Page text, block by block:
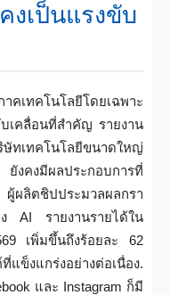
งเป็นแรงขับ
เทคโนโลยีโดยเฉพาะ
เคลื่อนที่สำคัญ รายงาน
ษัทเทคโนโลยีขนาดใหญ่
คงมีผลประกอบการที่
ผลิตชิปประมวลผลกรา
AI รายงานรายได้ใน
เพิ่มขึ้นถึงร้อยละ 62
งแกร่งอย่างต่อเนื่อง.
และ Instagram ก็มี